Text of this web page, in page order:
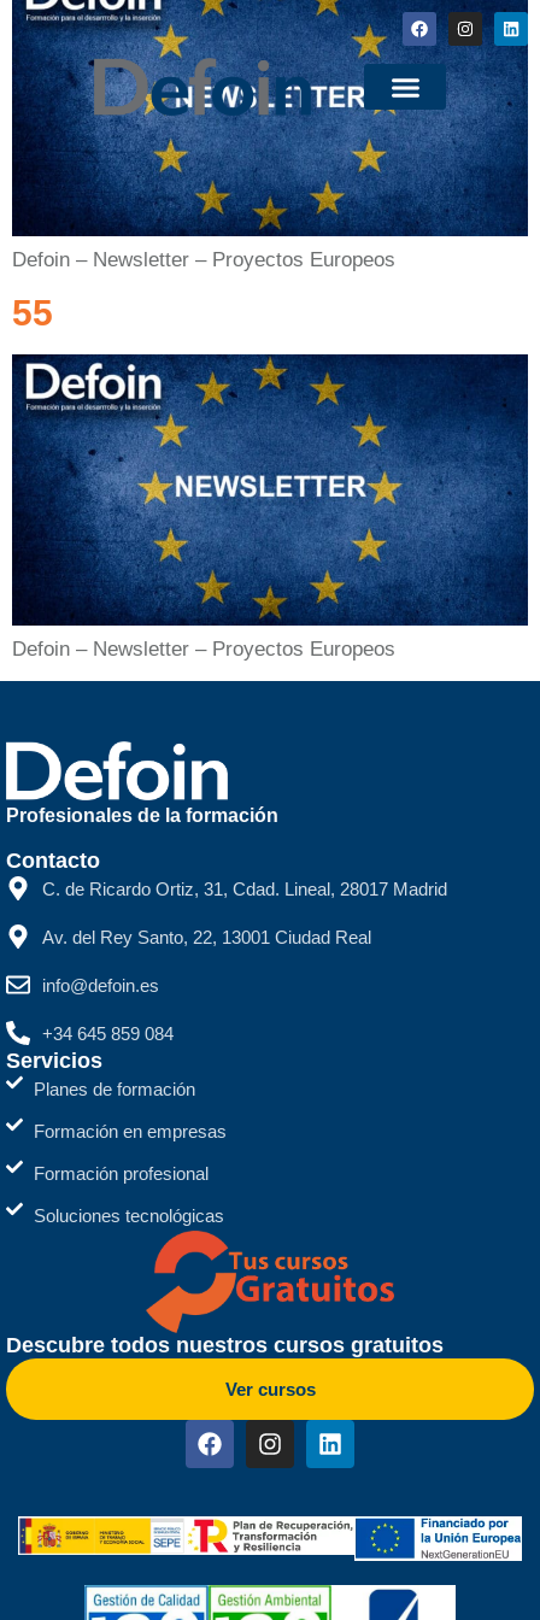
Defoin – Newsletter – Proyectos Europeos
55
Defoin – Newsletter – Proyectos Europeos
Profesionales de la formación
Contacto
C. de Ricardo Ortiz, 31, Cdad. Lineal, 28017 Madrid
Av. del Rey Santo, 22, 13001 Ciudad Real
info@defoin.es
+34 645 859 084
Servicios
Planes de formación
Formación en empresas
Formación profesional
Soluciones tecnológicas
Descubre todos nuestros cursos gratuitos
Ver cursos